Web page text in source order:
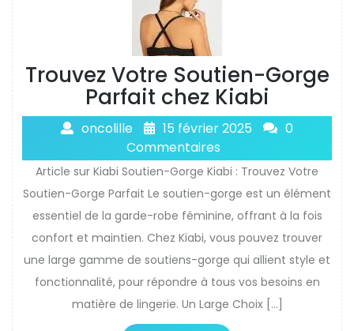
Trouvez Votre Soutien-Gorge
Parfait chez Kiabi
oncolille 15 février 2025
0
Commentaires
Article sur Kiabi Soutien-Gorge Kiabi : Trouvez Votre
Soutien-Gorge Parfait Le soutien-gorge est un élément
essentiel de la garde-robe féminine, offrant à la fois
confort et maintien. Chez Kiabi, vous pouvez trouver
une large gamme de soutiens-gorge qui allient style et
fonctionnalité, pour répondre à tous vos besoins en
matière de lingerie. Un Large Choix […]